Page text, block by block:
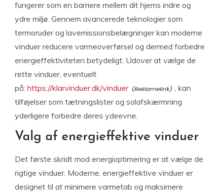
fungerer som en barriere mellem dit hjems indre og
ydre miljø. Gennem avancerede teknologier som
termoruder og lavemissionsbelægninger kan moderne
vinduer reducere varmeoverførsel og dermed forbedre
energieffektiviteten betydeligt. Udover at vælge de
rette vinduer, eventuelt
på: https://klarvinduer.dk/vinduer
, kan
tilføjelser som tætningslister og solafskærmning
yderligere forbedre deres ydeevne.
Valg af energieffektive vinduer
Det første skridt mod energioptimering er at vælge de
rigtige vinduer. Moderne, energieffektive vinduer er
designet til at minimere varmetab og maksimere